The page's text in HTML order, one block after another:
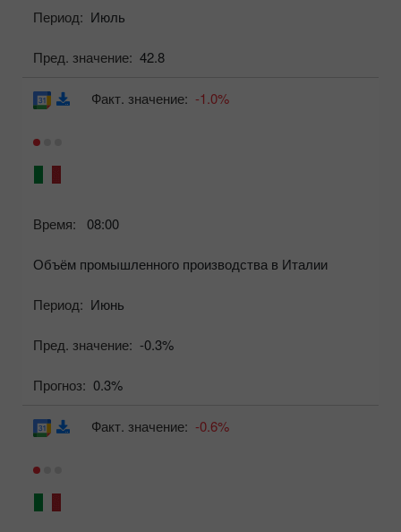
Период: Июль
Пред. значение: 42.8
Время: 08:00
Объём промышленного производства в Италии
Период: Июнь
Пред. значение: -0.3%
Прогноз: 0.3%
Факт. значение: -1.0%
Факт. значение: -0.6%